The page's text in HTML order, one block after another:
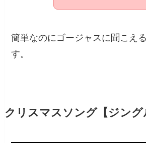
簡単なのにゴージャスに聞こえ
す。
クリスマスソング【ジング